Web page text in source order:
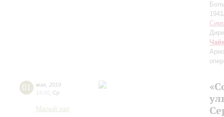
01 мая 2019
14:00 Ср
Малый зал